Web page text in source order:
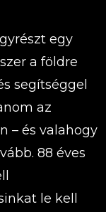
egy
a földre
segítséggel
az
– és valahogy
88 éves
le kell